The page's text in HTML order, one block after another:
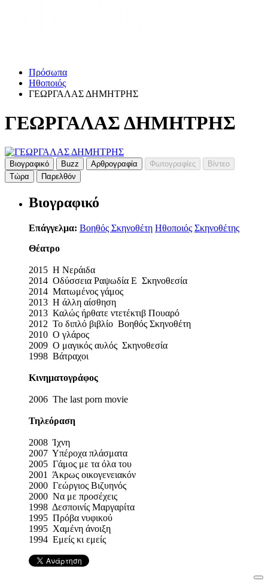
Πρόσωπα
Ηθοποιός
ΓΕΩΡΓΑΛΑΣ ΔΗΜΗΤΡΗΣ
ΓΕΩΡΓΑΛΑΣ ΔΗΜΗΤΡΗΣ
Βιογραφικό Buzz Αρθρογραφία Φωτογραφίες
Βίντεο
Τώρα
Παρελθόν
Βιογραφικό
Επάγγελμα: Βοηθός Σκηνοθέτη Ηθοποιός Σκηνοθέτης
Θέατρο
2015 Η Νεράιδα
2014 Οδύσσεια Ραψωδία Ε Σκηνοθεσία
2014 Ματωμένος γάμος
2013 Η άλλη αίσθηση
2013 Καλώς ήρθατε ντετέκτιβ Πουαρό
2012 Το διπλό βιβλίο Βοηθός Σκηνοθέτη
2010 Ο γλάρος
2009 Ο μαγικός αυλός Σκηνοθεσία
1998 Βάτραχοι
Κινηματογράφος
2006 The last porn movie
Τηλεόραση
2008 Ίχνη
2007 Υπέροχα πλάσματα
2005 Γάμος με τα όλα του
2001 Άκρως οικογενειακόν
2000 Γεώργιος Βιζυηνός
2000 Να με προσέχεις
1998 Δεσποινίς Μαργαρίτα
1995 Πρόβα νυφικού
1995 Χαμένη άνοιξη
1994 Εμείς κι εμείς